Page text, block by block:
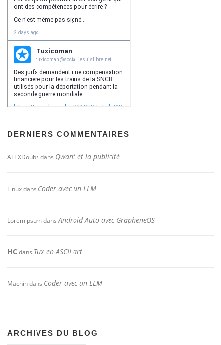
DERNIERS COMMENTAIRES
ALEXDoubs dans Qwant et la publicité
Linuxdans Coder avec un LLM
LoremipsumdansAndroid Auto avec GrapheneOS
HC dans Tux en ASCII art
Machindans Coder avec un LLM
ARCHIVES DU BLOG